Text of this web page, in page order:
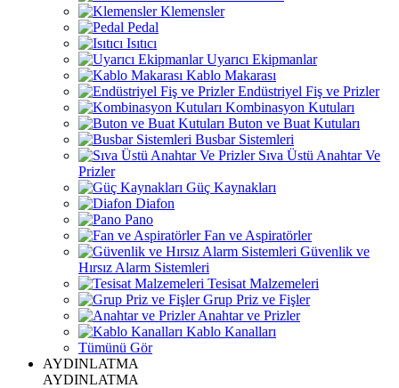
Klemensler
Pedal
Isıtıcı
Uyarıcı Ekipmanlar
Kablo Makarası
Endüstriyel Fiş ve Prizler
Kombinasyon Kutuları
Buton ve Buat Kutuları
Busbar Sistemleri
Sıva Üstü Anahtar Ve
Prizler
Güç Kaynakları
Diafon
Pano
Fan ve Aspiratörler
Güvenlik ve
Hırsız Alarm Sistemleri
Tesisat Malzemeleri
Grup Priz ve Fişler
Anahtar ve Prizler
Kablo Kanalları
Tümünü Gör
AYDINLATMA
AYDINLATMA